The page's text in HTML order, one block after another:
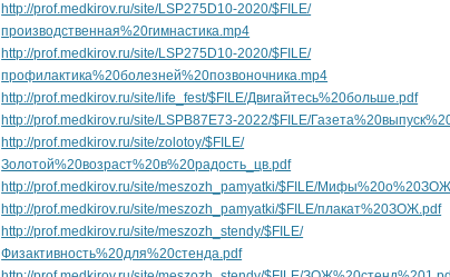
http://prof.medkirov.ru/site/LSP275D10-2020/$FILE/
производственная%20гимнастика.mp4
http://prof.medkirov.ru/site/LSP275D10-2020/$FILE/
профилактика%20болезней%20позвоночника.mp4
http://prof.medkirov.ru/site/life_fest/$FILE/Двигайтесь%20больше.pdf
http://prof.medkirov.ru/site/LSPB87E73-2022/$FILE/
http://prof.medkirov.ru/site/zolotoy/$FILE/
Золотой%20возраст%20в%20радость_цв.pdf
http://prof.medkirov.ru/site/meszozh_pamyatki/$FILE/
http://prof.medkirov.ru/site/meszozh_pamyatki/$FILE/плакат%20ЗОЖ.pdf
http://prof.medkirov.ru/site/meszozh_stendy/$FILE/
Физактивность%20для%20стенда.pdf